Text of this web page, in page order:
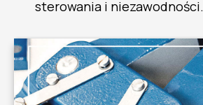
sterowania i niezawodności.